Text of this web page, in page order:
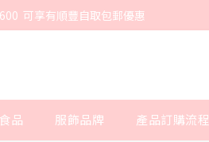
可享有順豐自取包郵優惠
品 服飾品牌 產品訂購流程